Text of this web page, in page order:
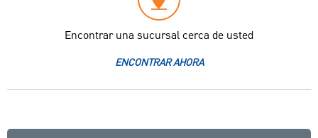
Encontrar una sucursal cerca de usted
ENCONTRAR AHORA